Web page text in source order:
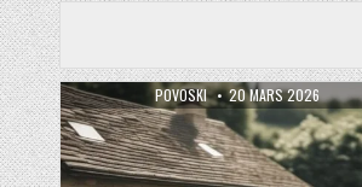
AUTHOR:
POVOSKI PUBLISHED DATE:
20 MARS 2026